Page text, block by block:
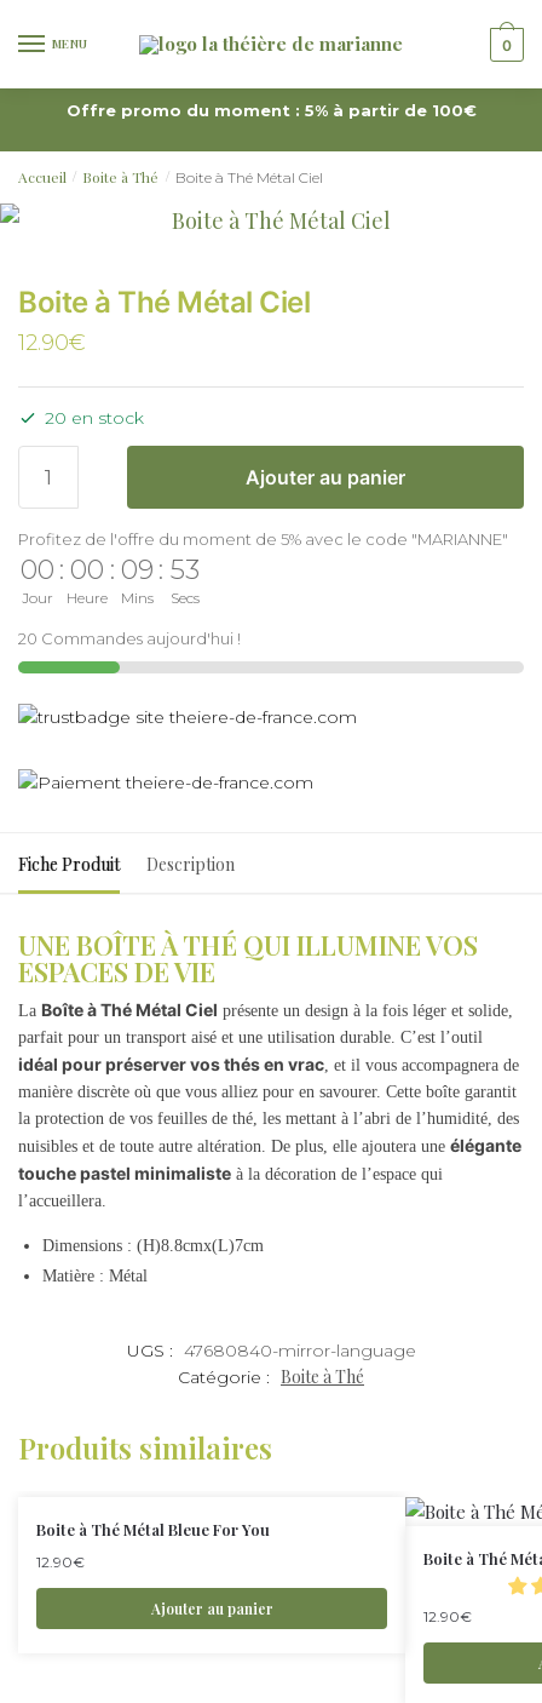
MENU 0
Offre promo du moment : 5% à partir de 100€
Accueil / Boite à Thé / Boite à Thé Métal Ciel
Boite à Thé Métal Ciel
12.90€
20 en stock
Ajouter au panier
Profitez de l'offre du moment de 5% avec le code "MARIANNE"
00
Jour
: 00
Heure
: 09
Mins
: 53
Secs
20 Commandes aujourd'hui !
Fiche Produit Description
UNE BOÎTE À THÉ QUI ILLUMINE VOS
ESPACES DE VIE
La Boîte à Thé Métal Ciel présente un design à la fois léger et solide,
parfait pour un transport aisé et une utilisation durable. C’est l’outil
idéal pour préserver vos thés en vrac , et il vous accompagnera de
manière discrète où que vous alliez pour en savourer. Cette boîte garantit
la protection de vos feuilles de thé, les mettant à l’abri de l’humidité, des
nuisibles et de toute autre altération. De plus, elle ajoutera une élégante
touche pastel minimaliste à la décoration de l’espace qui
l’accueillera.
Dimensions : (H)8.8cmx(L)7cm
Matière : Métal
UGS : 47680840-mirror-language
Catégorie :
Boite à Thé
Produits similaires
Boite à Thé Métal Bleue For You
12.90€
Ajouter au panier
Boite à Thé
12.90€